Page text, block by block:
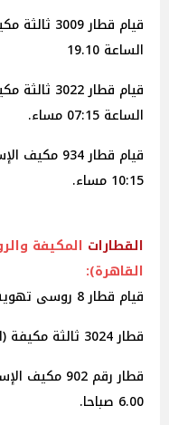
قيام قطار
الساعة 19.10
قيام قطار
الساعة 07:15 مساء.
قيام قطار
10:15 مساء.
القطارات المكيفة
القاهرة):
قيام قطار 8 روسى تهوية الإسكندرية / القاهرة الساعة 5:10
قطار 3024 ثالثة مكيفة (الإسكندرية / القاهرة) الساعة 10:00.
قطار رقم
6.00 صباحا.